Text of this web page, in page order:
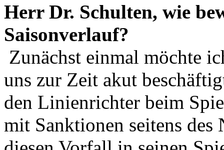
Herr Dr. Schulten, wie
Saisonverlauf?
Zunächst einmal möchte
uns zur Zeit akut
den Linienrichter beim
mit Sanktionen seitens